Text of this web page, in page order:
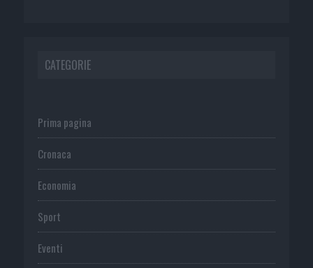
CATEGORIE
Prima pagina
Cronaca
Economia
Sport
Eventi